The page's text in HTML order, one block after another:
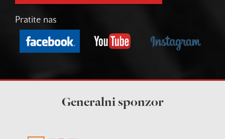
Pratite nas
Generalni sponzor